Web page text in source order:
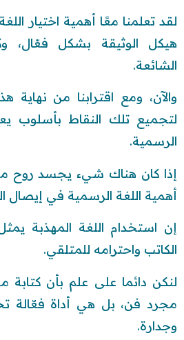
لقد تعلمنا معًا أهمية اختيار
هيكل الوثيقة بشكل فعّال،
الشائعة.
والآن، ومع اقترابنا من نهاية
لتجميع تلك النقاط بأسلوب
الرسمية.
إذا كان هناك شيء يجسد روح
أهمية اللغة الرسمية في إيصال
إن استخدام اللغة المهذبة
الكاتب واحترامه للمتلقي.
لنكن دائما على علم بأن
مجرد فن، بل هي أداة فعّالة
وجدارة.